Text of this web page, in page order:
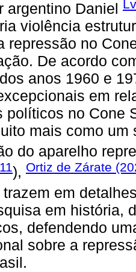
argentino Daniel
violência
repressão no
De acordo
anos 1960 e
em
políticos no Cone
mais como
do aparelho
), Ortiz de Zárate
trazem em
em história,
defendendo
sobre a